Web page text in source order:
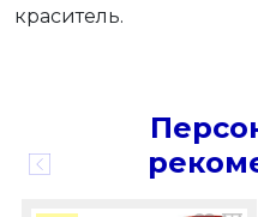
краситель.